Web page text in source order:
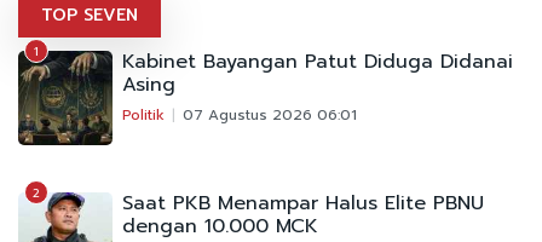
TOP SEVEN
1 Kabinet Bayangan Patut Diduga Didanai
Asing
Politik 07 Agustus 2026 06:01
2 Saat PKB Menampar Halus Elite PBNU
dengan 10.000 MCK